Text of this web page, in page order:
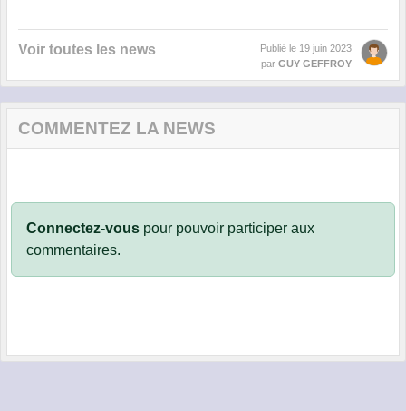
Voir toutes les news Publié le 19 juin 2023
par GUY GEFFROY
COMMENTEZ LA NEWS
Connectez-vous pour pouvoir participer aux
commentaires.